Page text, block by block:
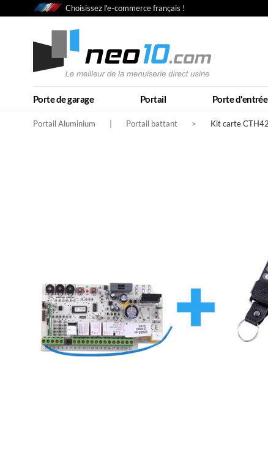
Choisissez l'e-commerce français !
Porte de garage Portail Porte d'entrée
Portail Aluminium Portail battant > Kit carte